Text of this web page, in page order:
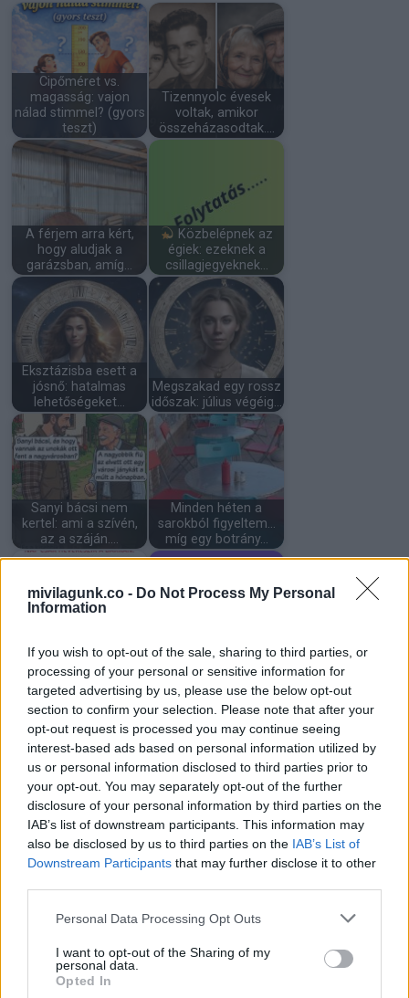
mivilagunk.co - Do Not Process My Personal
Information
If you wish to opt-out of the sale, sharing to third parties, or
processing of your personal or sensitive information for
targeted advertising by us, please use the below opt-out
section to confirm your selection. Please note that after your
opt-out request is processed you may continue seeing
interest-based ads based on personal information utilized by
us or personal information disclosed to third parties prior to
your opt-out. You may separately opt-out of the further
disclosure of your personal information by third parties on the
IAB’s list of downstream participants. This information may
also be disclosed by us to third parties on the IAB’s List of
Downstream Participants that may further disclose it to other
Please note that this website/app uses one or more Google
not limited to your visit or usage behaviour. You may click to
grant or deny consent to Google and its third-party tags to
use your data for below specified purposes in below Google
Personal Data Processing Opt Outs
I want to opt-out of the Sharing of my
personal data.
Opted In
Cipőméret vs.
magasság: vajon
nálad stimmel? (gyors
teszt)
Tizennyolc évesek
voltak, amikor
összeházasodtak.…
A férjem arra kért,
hogy aludjak a
garázsban, amíg…
Közbelépnek az
égiek: ezeknek a
csillagjegyeknek…
Eksztázisba esett a
jósnő: hatalmas
lehetőségeket…
Megszakad egy rossz
időszak: július végéig…
Sanyi bácsi nem
kertel: ami a szívén,
az a száján....
Minden héten a
sarokból figyeltem…
míg egy botrány…
Noé és a két macska
A 13 éves lányom
vacsorára hazahozta
az éhező…
Napi horoszkóp:
ezeknek a
csillagjegyeknek ma
semmi…
A feleségem ikreknek
adott életet, mégis
teljesen…
Napi horoszkóp 03.30
Még nem akartam
könyörgött érte